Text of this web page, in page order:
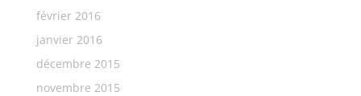
février 2016
janvier 2016
décembre 2015
novembre 2015